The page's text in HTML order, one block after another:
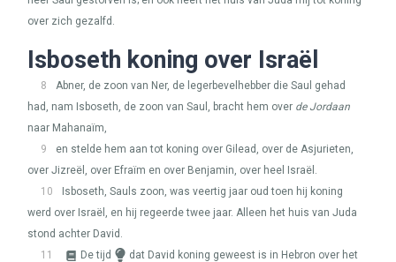
over zich gezalfd.
Isboseth koning over Israël
8
Abner, de zoon van Ner, de legerbevelhebber die Saul gehad
had, nam Isboseth, de zoon van Saul, bracht hem over de Jordaan
naar Mahanaïm,
9
en stelde hem aan tot koning over Gilead, over de Asjurieten,
over Jizreël, over Efraïm en over Benjamin, over heel Israël.
10
Isboseth, Sauls zoon, was veertig jaar oud toen hij koning
werd over Israël, en hij regeerde twee jaar. Alleen het huis van Juda
stond achter David.
11
De tijd
dat David koning geweest is in Hebron over het